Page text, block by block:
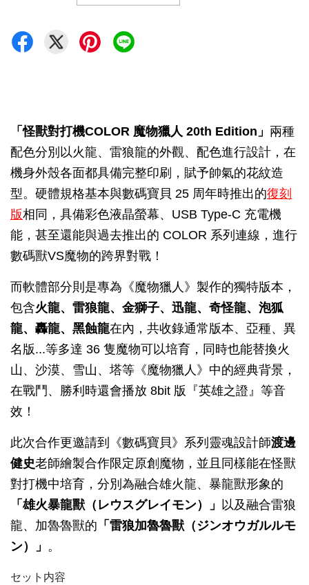
「怪獸對打機COLOR 魔物獵人 20th Edition」 兩種
配色分別以火龍、雷狼龍的外觀、配色進行設計，在
機身外殼各面都具備完整印刷，賦予帥氣的花紋造
型。硬體規格基本與數碼寶貝 25 周年時推出的復刻
版相同，具備彩色液晶螢幕、USB Type-C 充電機
能，甚至還能與過去推出的 COLOR 系列連線，進行
數碼獸VS魔物的跨界對戰！
而軟體部分則是專為《魔物獵人》製作的獨特版本，
包含火龍、雷狼龍、金獅子、迅龍、奇怪龍、泡狐
龍、轟龍、黑蝕龍在內，共收錄通常版本、亞種、異
名版...等多達 36 隻魔物可以培育，同時也能替換火
山、沙漠、雪山、塔等《魔物獵人》中的經典背景，
在戰鬥、勝利時還會播放 8bit 版『英雄之證』等音
效！
此次合作更邀請到《數碼寶貝》系列靈魂設計師渡邊
健史老師繪製合作限定原創魔物，並且同樣能在怪獸
對打機中培育，分別為融合雄火龍、暴龍獸形象的
「雄火暴龍獸（レウスグレイモン）」 以及融合雷狼
龍、加魯魯獸的 「雷狼加魯魯獸（ジンオウガルルモ
ン）」 。
セット内容